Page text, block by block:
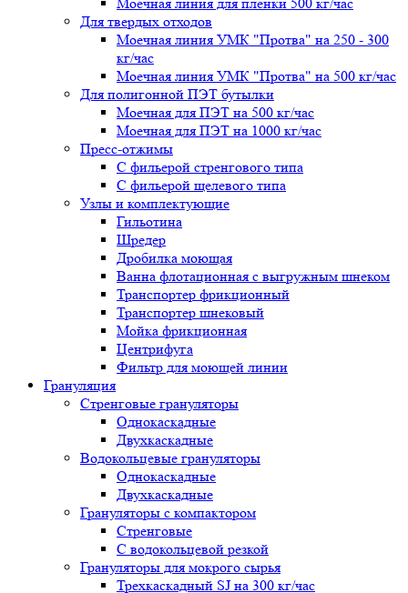
Для твердых отходов
Моечная линия УМК "Протва" на 250 - 300
кг/час
Моечная линия УМК "Протва" на 500 кг/час
Для полигонной ПЭТ бутылки
Моечная для ПЭТ на 500 кг/час
Моечная для ПЭТ на 1000 кг/час
Пресс-отжимы
С фильерой стренгового типа
С фильерой щелевого типа
Узлы и комплектующие
Гильотина
Шредер
Дробилка моющая
Ванна флотационная с выгружным шнеком
Транспортер фрикционный
Транспортер шнековый
Мойка фрикционная
Центрифуга
Фильтр для моющей линии
Грануляция
Стренговые грануляторы
Однокаскадные
Двухкаскадные
Водокольцевые грануляторы
Однокаскадные
Двухкаскадные
Грануляторы с компактором
Стренговые
С водокольцевой резкой
Грануляторы для мокрого сырья
Трехкаскадный SJ на 300 кг/час